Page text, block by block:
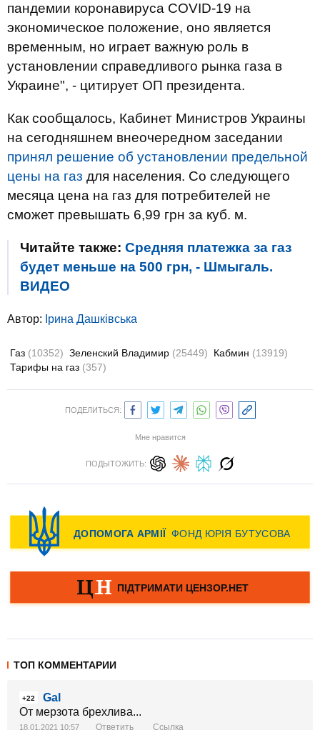
пандемии коронавируса COVID-19 на
экономическое положение, оно является
временным, но играет важную роль в
установлении справедливого рынка газа в
Украине", - цитирует ОП президента.
Как сообщалось, Кабинет Министров Украины
на сегодняшнем внеочередном заседании
принял решение об установлении предельной
цены на газ для населения. Со следующего
месяца цена на газ для потребителей не
сможет превышать 6,99 грн за куб. м.
Читайте также: Средняя платежка за газ
будет меньше на 500 грн, - Шмыгаль.
ВИДЕО
Автор: Ірина Дашківська
Газ (10352) Зеленский Владимир (25449) Кабмин (13919)
Тарифы на газ (357)
ПОДЕЛИТЬСЯ:
Мне нравится
ПОДЫТОЖИТЬ:
ТОП КОММЕНТАРИИ
+22
Gal
От мерзота брехлива...
18.01.2021 10:57 Ответить Ссылка